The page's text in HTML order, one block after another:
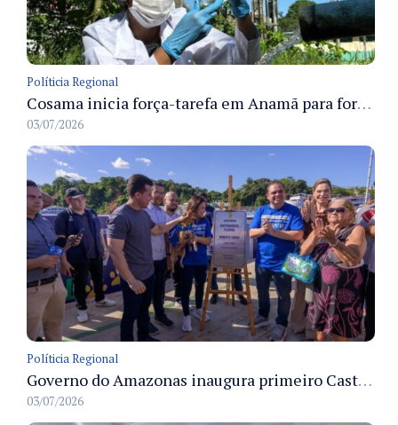
Políticia Regional
Cosama inicia força-tarefa em Anamã para fortalecer abastecimento de água e segurança hídrica da população
03/07/2026
Políticia Regional
Governo do Amazonas inaugura primeiro Castramóvel Fluvial para atendimento veterinário às comunidades ribeirinhas e castração gratuita
03/07/2026